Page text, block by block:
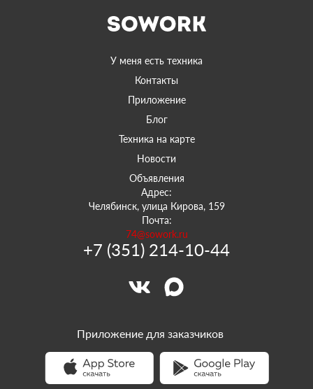
У меня есть техника
Контакты
Приложение
Блог
Техника на карте
Новости
Объявления
Адрес:
Челябинск, улица Кирова, 159
Почта:
74@sowork.ru
+7 (351) 214-10-44
Приложение для заказчиков